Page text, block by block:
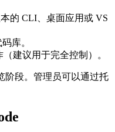
本的 CLI、桌面应用或 VS
库。
（建议用于完全控制）。
阶段。管理员可以通过托